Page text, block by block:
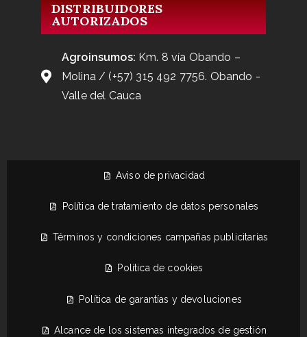
DISTRIBUIDORES
AUTORIZADOS
Agroinsumos: Km. 8 vía Obando –
Molina / (+57) 315 492 7756. Obando -
Valle del Cauca
Aviso de privacidad
Política de tratamiento de datos personales
Términos y condiciones campañas publicitarias
Política de cookies
Política de garantías y devoluciones
Alcance de los sistemas integrados de gestión